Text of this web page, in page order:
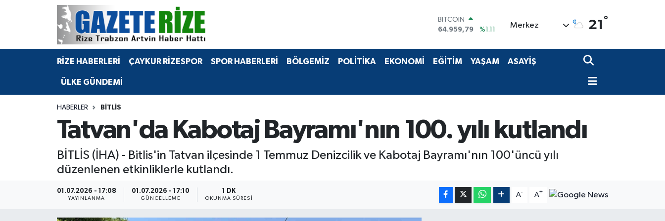
BITCOIN
64.959,79
%1.11
47,7436
%0.18
EURO
BİST100
13.779
%-14
Merkez 21 °
RİZE HABERLERİ ÇAYKUR RİZESPOR SPOR HABERLERİ BÖLGEMİZ POLİTİKA EKONOMİ EĞİTİM YAŞAM ASAYİŞ
ÜLKE GÜNDEMİ
HABERLER BITLIS
Tatvan'da Kabotaj Bayramı'nın 100. yılı kutlandı
BİTLİS (İHA) - Bitlis'in Tatvan ilçesinde 1 Temmuz Denizcilik ve Kabotaj Bayramı'nın 100'üncü yılı
düzenlenen etkinliklerle kutlandı.
01.07.2026 - 17:08
YAYINLANMA
01.07.2026 - 17:10
GÜNCELLEME
1 DK
OKUNMA SÜRESI
A- A+
BÖLGEMİZ
Bilim Teknoloji
Advertising news
Merkez Nöbetçi Eczaneler
Merkez Hava Durumu
Merkez Trafik Yoğunluk Haritası
Tüm Manşetler
Son Dakika Haberleri
Haber Arşivi